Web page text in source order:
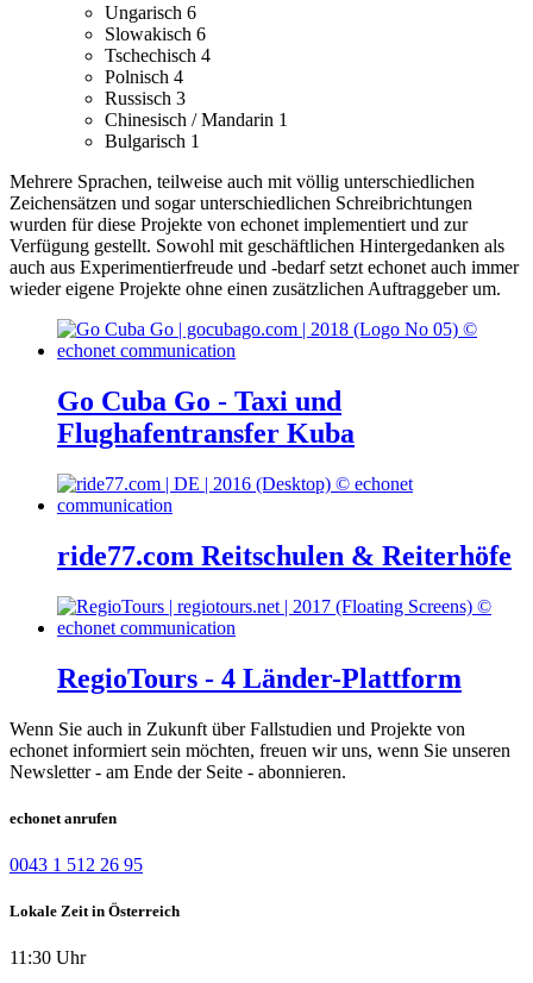
Ungarisch 6
Slowakisch 6
Tschechisch 4
Polnisch 4
Russisch 3
Chinesisch / Mandarin 1
Bulgarisch 1
Mehrere Sprachen, teilweise auch mit völlig unterschiedlichen
Zeichensätzen und sogar unterschiedlichen Schreibrichtungen
wurden für diese Projekte von echonet implementiert und zur
Verfügung gestellt. Sowohl mit geschäftlichen Hintergedanken als
auch aus Experimentierfreude und -bedarf setzt echonet auch immer
wieder eigene Projekte ohne einen zusätzlichen Auftraggeber um.
Go Cuba Go - Taxi und
Flughafentransfer Kuba
ride77.com Reitschulen & Reiterhöfe
RegioTours - 4 Länder-Plattform
Wenn Sie auch in Zukunft über Fallstudien und Projekte von
echonet informiert sein möchten, freuen wir uns, wenn Sie unseren
Newsletter - am Ende der Seite - abonnieren.
echonet anrufen
0043 1 512 26 95
Lokale Zeit in Österreich
11:30 Uhr